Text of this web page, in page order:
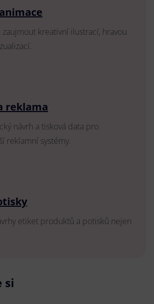
zaujmout kreativní ilustrací, hravou
reklama
návrh a tisková data pro
reklamní systémy.
etiket produktů a potisků nejen
si